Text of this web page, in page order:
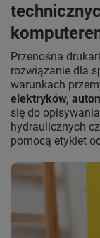
Przenośna
rozwiązanie dla
warunkach
elektryków,
się do
hydraulicznych
pomocą etykiet